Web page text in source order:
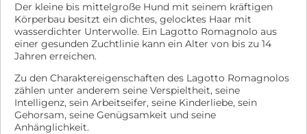
Der kleine bis mittelgroße Hund mit seinem kräftigen
Körperbau besitzt ein dichtes, gelocktes Haar mit
wasserdichter Unterwolle. Ein Lagotto Romagnolo aus
einer gesunden Zuchtlinie kann ein Alter von bis zu 14
Jahren erreichen.
Zu den Charaktereigenschaften des Lagotto Romagnolos
zählen unter anderem seine Verspieltheit, seine
Intelligenz, sein Arbeitseifer, seine Kinderliebe, sein
Gehorsam, seine Genügsamkeit und seine
Anhänglichkeit.